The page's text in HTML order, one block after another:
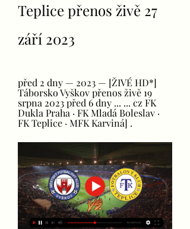
Teplice přenos živě 27
září 2023
před 2 dny — 2023 — [ŽIVÉ HD*]
Táborsko Vyškov přenos živě 19
srpna 2023 před 6 dny ... ... cz FK
Dukla Praha · FK Mladá Boleslav ·
FK Teplice · MFK Karviná] .